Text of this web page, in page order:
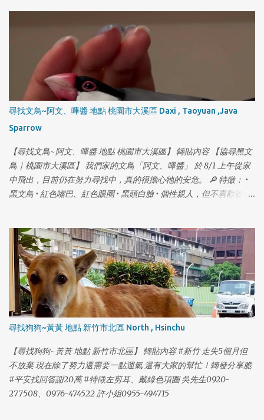
尋找文鳥~阿文、嗶醬 地點 桃園市大溪區 Daxi , Taoyuan ,Java
Sparrow
【尋找文鳥~阿文、嗶醬 地點 桃園市大溪區】 轉貼內容 【協尋黑文
鳥｜桃園市大溪區】 我們家的文鳥「阿文、嗶醬」 於 8/1 上午從家
中飛出，目前仍在努力尋找中，真的很擔心牠的安危。 🔎 特徵： •
黑文鳥 • 紅色嘴巴、紅色眼圈 • 黑頭白臉 • 個性親人，但不喜歡被直
懇請私訊聯絡我，真的非常感謝！ ⚠️ 請幫忙注意： 不要追趕或驚嚇
牠，只要拍照或提供位置資訊就很有幫助了 拜託大家幫忙留意與轉
發，謝謝你們 🙏
尋找狗狗~黃黃 地點 新竹市北區 North , Hsinchu
【尋找狗狗~黃黃 地點 新竹市北區】 轉貼內容 #新竹 走失5個月但
不放棄 現在除了努力還需要一點運氣 還有大家的幫忙！轉發分享脆
#平安找回答謝20萬 #特徵左剪耳、戴綠色項圈 吳先生0920-
277508、0976-474522 許小姐0955-494715